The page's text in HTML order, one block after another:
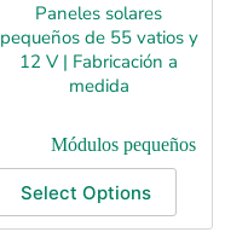
Paneles solares
pequeños de 55 vatios y
12 V | Fabricación a
medida
Módulos pequeños
Select Options